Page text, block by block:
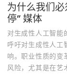
为什么我们
停” 媒体
对生成性人工智能
呼吁对生成性人工
响。职业性质的变
风险，尤其是在艺